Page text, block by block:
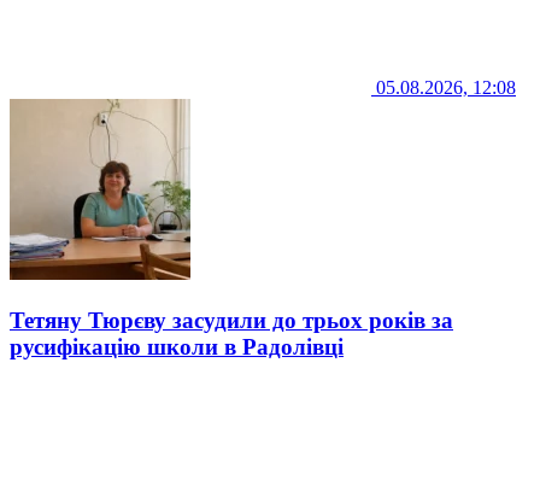
05.08.2026, 12:08
Тетяну Тюрєву засудили до трьох років за
русифікацію школи в Радолівці